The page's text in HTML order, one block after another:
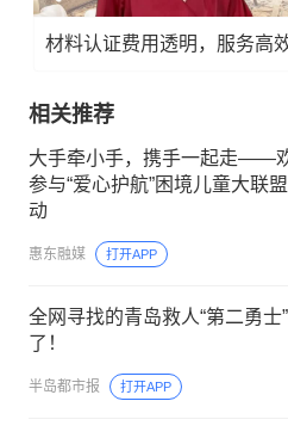
材料认证费用透明，服务高
相关推荐
大手牵小手，携手一起走——
参与“爱心护航”困境儿童大联
动
惠东融媒 打开APP
全网寻找的青岛救人“第二勇士
了！
半岛都市报 打开APP